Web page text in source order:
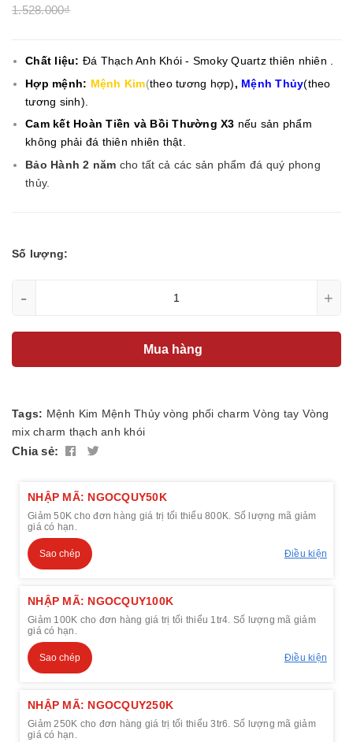
1.528.000₫
Chất liệu: Đá Thạch Anh Khói - Smoky Quartz thiên nhiên .
Hợp mệnh: Mệnh Kim(theo tương hợp), Mệnh Thủy(theo
tương sinh).
Cam kết Hoàn Tiền và Bồi Thường X3 nếu sản phẩm
không phải đá thiên nhiên thật.
Bảo Hành 2 năm cho tất cả các sản phẩm đá quý phong
thủy.
Số lượng:
- +
Mua hàng
Tags: Mệnh Kim Mệnh Thủy vòng phối charm Vòng tay Vòng
mix charm thạch anh khói
Chia sẻ:
NHẬP MÃ: NGOCQUY50K
Giảm 50K cho đơn hàng giá trị tối thiểu 800K. Số lượng mã giảm
giá có hạn.
Sao chép Điều kiện
NHẬP MÃ: NGOCQUY100K
Giảm 100K cho đơn hàng giá trị tối thiểu 1tr4. Số lượng mã giảm
giá có hạn.
Sao chép Điều kiện
NHẬP MÃ: NGOCQUY250K
Giảm 250K cho đơn hàng giá trị tối thiểu 3tr6. Số lượng mã giảm
giá có hạn.